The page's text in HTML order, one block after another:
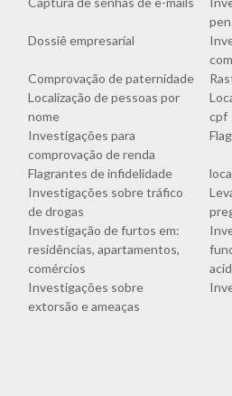
Dossiê empresarial
Comprovação de paternidade
Localização de pessoas por
nome
cpf
Investigações para
comprovação de renda
Flagrantes de infidelidade
Investigações sobre tráfico
de drogas
Investigação de furtos em:
residências, apartamentos,
comércios
Investigações sobre
extorsão e ameaças